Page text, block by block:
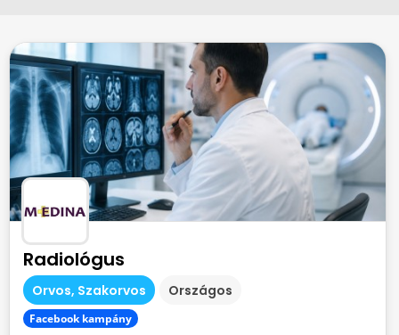
Radiológus
Orvos, Szakorvos Országos
Facebook kampány